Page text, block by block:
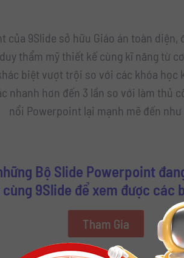
của 9Slide sở hữu Giáo án toàn
thẩm mỹ thiết kế cùng kĩ năng từ
biệt vượt trội so với các khóa
nhanh hơn đến 3 lần so với làm thủ
nổi Powerpoint lại mạnh mẽ đến như
Bộ Slide Powerpoint
9Slide để xem được các
Tham Gia